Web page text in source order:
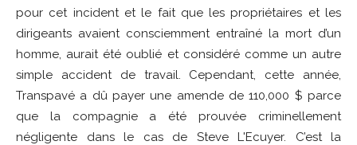
pour cet incident et le fait que les propriétaires et les
dirigeants avaient consciemment entraîné la mort d’un
homme, aurait été oublié et considéré comme un autre
simple accident de travail. Cependant, cette année,
Transpavé a dû payer une amende de 110,000 $ parce
que la compagnie a été prouvée criminellement
négligente dans le cas de Steve L'Ecuyer. C’est la